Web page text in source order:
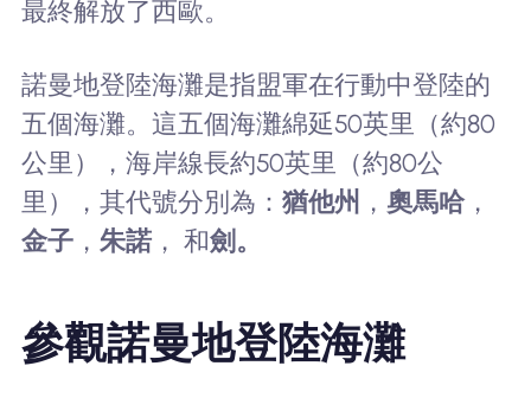
最終解放了西歐。
諾曼地登陸海灘是指盟軍在行動中登陸的
五個海灘。這五個海灘綿延50英里（約80
公里），海岸線長約50英里（約80公
里），其代號分別為： 猶他州 ， 奧馬哈，
金子， 朱諾， 和劍。
參觀諾曼地登陸海灘